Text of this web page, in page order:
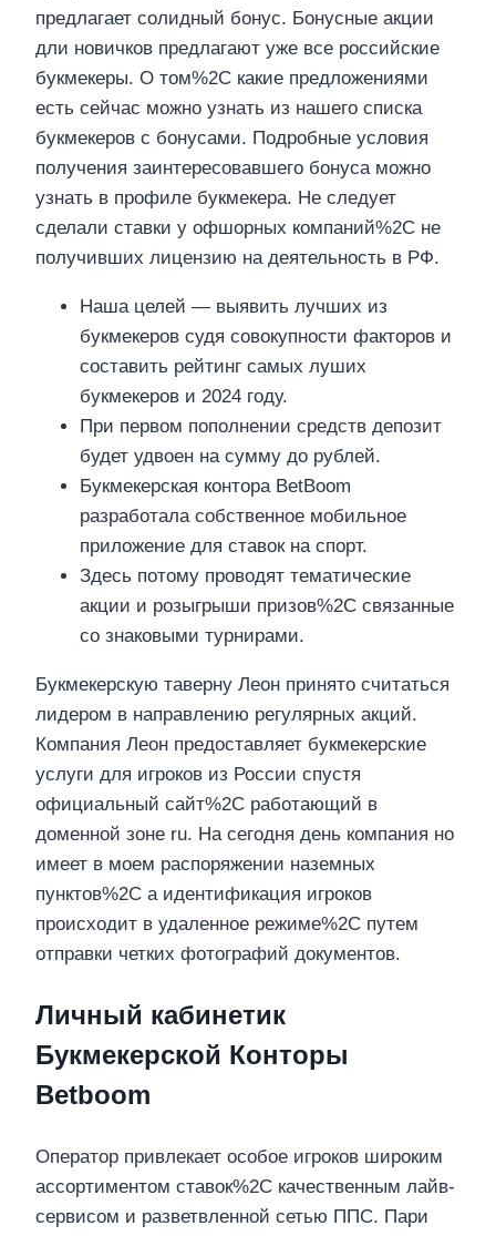
предлагает солидный бонус. Бонусные акции
дли новичков предлагают уже все российские
букмекеры. О том%2C какие предложениями
есть сейчас можно узнать из нашего списка
букмекеров с бонусами. Подробные условия
получения заинтересовавшего бонуса можно
узнать в профиле букмекера. Не следует
сделали ставки у офшорных компаний%2C не
получивших лицензию на деятельность в РФ.
Наша целей — выявить лучших из
букмекеров судя совокупности факторов и
составить рейтинг самых луших
букмекеров и 2024 году.
При первом пополнении средств депозит
будет удвоен на сумму до рублей.
Букмекерская контора BetBoom
разработала собственное мобильное
приложение для ставок на спорт.
Здесь потому проводят тематические
акции и розыгрыши призов%2C связанные
со знаковыми турнирами.
Букмекерскую таверну Леон принято считаться
лидером в направлению регулярных акций.
Компания Леон предоставляет букмекерские
услуги для игроков из России спустя
официальный сайт%2C работающий в
доменной зоне ru. На сегодня день компания но
имеет в моем распоряжении наземных
пунктов%2C а идентификация игроков
происходит в удаленное режиме%2C путем
отправки четких фотографий документов.
Личный кабинетик
Букмекерской Конторы
Betboom
Оператор привлекает особое игроков широким
ассортиментом ставок%2C качественным лайв-
сервисом и разветвленной сетью ППС. Пари